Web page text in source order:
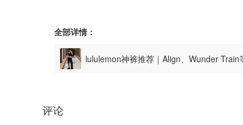
全部详情：
lululemon神裤推荐｜Align、Wunder
评论